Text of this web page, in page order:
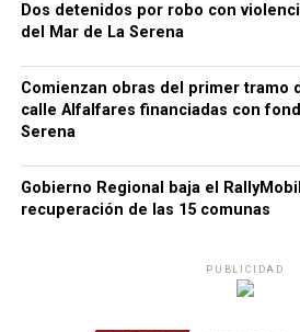
Dos detenidos por robo con
del Mar de La Serena
Comienzan obras del primer tramo
calle Alfalfares financiadas con
Serena
Gobierno Regional baja el
recuperación de las 15 comunas
PUBLICIDAD